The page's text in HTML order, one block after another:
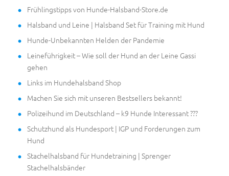
Frühlingstipps von Hunde-Halsband-Store.de
Halsband und Leine | Halsband Set für Training mit Hund
Hunde-Unbekannten Helden der Pandemie
Leineführigkeit – Wie soll der Hund an der Leine Gassi
gehen
Links im Hundehalsband Shop
Machen Sie sich mit unseren Bestsellers bekannt!
Polizeihund im Deutschland – k9 Hunde Interessant ???
Schutzhund als Hundesport | IGP und Forderungen zum
Hund
Stachelhalsband für Hundetraining | Sprenger
Stachelhalsbänder